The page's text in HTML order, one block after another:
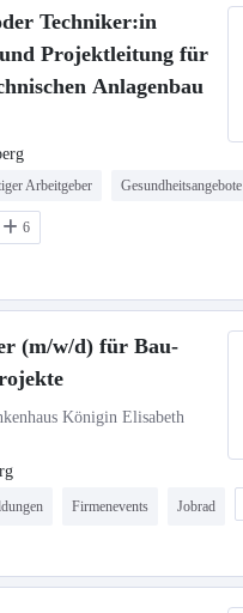
Techniker:in
Projektleitung für
Anlagenbau
Arbeitgeber Gesundheitsangebote
6
(m/w/d) für Bau-
Königin Elisabeth
Firmenevents Jobrad